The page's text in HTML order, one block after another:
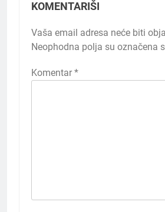
KOMENTARIŠI
Vaša email adresa neće biti
Neophodna polja su označena
Komentar *